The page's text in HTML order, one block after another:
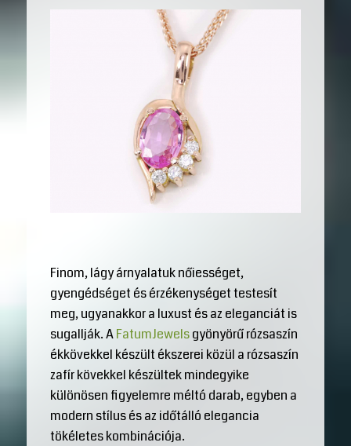
Finom, lágy árnyalatuk nőiességet,
gyengédséget és érzékenységet testesít
meg, ugyanakkor a luxust és az eleganciát is
sugallják. AFatumJewelsgyönyörű rózsaszín
ékkövekkel készült ékszerei közül a rózsaszín
zafír kövekkel készültek mindegyike
különösen figyelemre méltó darab, egyben a
modern stílus és az időtálló elegancia
tökéletes kombinációja.